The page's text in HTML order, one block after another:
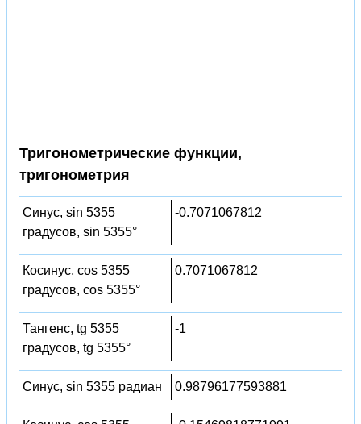
Тригонометрические функции,
тригонометрия
Синус, sin 5355
градусов, sin 5355°
-0.7071067812
Косинус, cos 5355
градусов, cos 5355°
0.7071067812
Тангенс, tg 5355
градусов, tg 5355°
-1
Синус, sin 5355 радиан 0.98796177593881